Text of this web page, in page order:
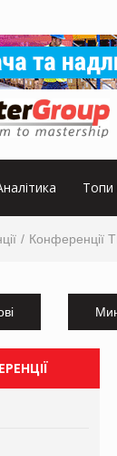
Топи
Конференції